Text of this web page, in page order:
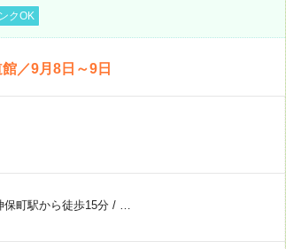
クOK
／9月8日～9日
保町駅から徒歩15分/